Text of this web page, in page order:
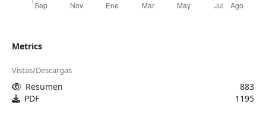
Metrics
Vistas/Descargas
Resumen
883
PDF
1195